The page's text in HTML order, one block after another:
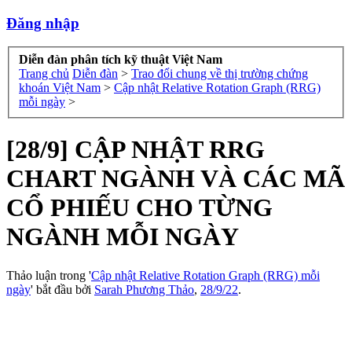
Đăng nhập
Diễn đàn phân tích kỹ thuật Việt Nam
Trang chủ Diễn đàn > Trao đổi chung về thị trường chứng
khoán Việt Nam > Cập nhật Relative Rotation Graph (RRG)
mỗi ngày >
[28/9] CẬP NHẬT RRG
CHART NGÀNH VÀ CÁC MÃ
CỔ PHIẾU CHO TỪNG
NGÀNH MỖI NGÀY
Thảo luận trong 'Cập nhật Relative Rotation Graph (RRG) mỗi
ngày' bắt đầu bởi Sarah Phương Thảo, 28/9/22.